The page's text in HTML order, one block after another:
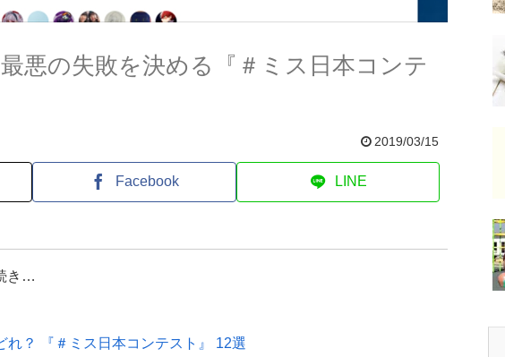
悪の失敗を決める『＃ミス日本コンテ
2019/03/15
Facebook LINE
き…
れ？ 『＃ミス日本コンテスト』 12選